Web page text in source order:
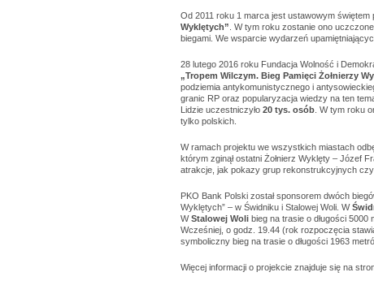
Od 2011 roku 1 marca jest ustawowym świętem
Wyklętych” . W tym roku zostanie ono
biegami. We wsparcie wydarzeń
28 lutego 2016 roku Fundacja Wolność i
„Tropem Wilczym. Bieg Pamięci Żołnierzy
podziemia antykomunistycznego i
granic RP oraz popularyzacja wiedzy na ten
Lidzie uczestniczyło 20 tys. osób . W tym roku
tylko polskich.
W ramach projektu we wszystkich miastach
którym zginął ostatni Żołnierz Wyklęty – Józef
atrakcje, jak pokazy grup rekonstrukcyjnych czy
PKO Bank Polski został sponsorem dwóch
Wyklętych” – w Świdniku i Stalowej Woli. W
WStalowej Woli bieg na trasie o długości
Wcześniej, o godz. 19.44 (rok rozpoczęcia
symboliczny bieg na trasie o długości 1963
Więcej informacji o projekcie znajduje się na